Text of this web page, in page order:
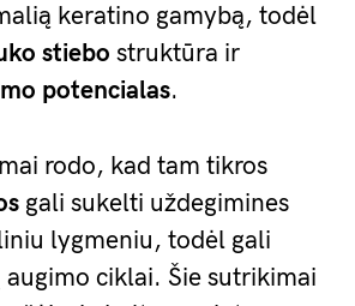
keratino gamybą, todėl
stiebo struktūra ir
potencialas.
rodo, kad tam tikros
gali sukelti uždegimines
lygmeniu, todėl gali
ciklai. Šie sutrikimai